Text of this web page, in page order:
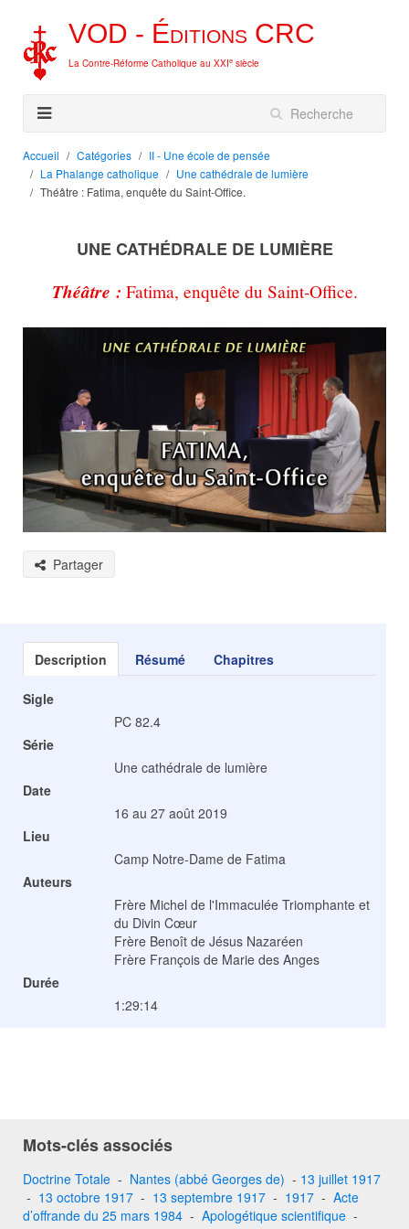
VOD - Éditions CRC
La Contre-Réforme Catholique au XXIe siècle
Accueil Catégories
II - Une école de pensée
La Phalange catholique
Une cathédrale de lumière
Théâtre : Fatima, enquête du Saint-Office.
UNE CATHÉDRALE DE LUMIÈRE
Théâtre : Fatima, enquête du Saint-Office.
Partager
Description Résumé Chapitres
Sigle
PC 82.4
Série
Une cathédrale de lumière
Date
16 au 27 août 2019
Lieu
Camp Notre-Dame de Fatima
Auteurs
Frère Michel de l'Immaculée Triomphante et
du Divin Cœur
Frère Benoît de Jésus Nazaréen
Frère François de Marie des Anges
Durée
1:29:14
Mots-clés associés
Doctrine Totale - Nantes (abbé Georges de) - 13 juillet 1917
- 13 octobre 1917 - 13 septembre 1917 - 1917 - Acte
d’offrande du 25 mars 1984 - Apologétique scientifique -